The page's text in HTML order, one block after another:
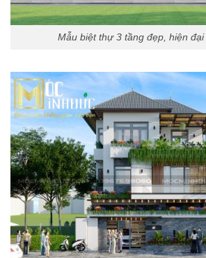
Mẫu biệt thự 3 tầng đẹp, hiện